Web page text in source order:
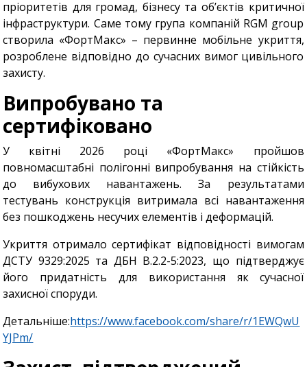
пріоритетів для громад, бізнесу та об’єктів критичної
інфраструктури. Саме тому група компаній RGM group
створила «ФортМакс» – первинне мобільне укриття,
розроблене відповідно до сучасних вимог цивільного
захисту.
Випробувано та
сертифіковано
У квітні 2026 році «ФортМакс» пройшов
повномасштабні полігонні випробування на стійкість
до вибухових навантажень. За результатами
тестувань конструкція витримала всі навантаження
без пошкоджень несучих елементів і деформацій.
Укриття отримало сертифікат відповідності вимогам
ДСТУ 9329:2025 та ДБН В.2.2-5:2023, що підтверджує
його придатність для використання як сучасної
захисної споруди.
Детальніше:https://www.facebook.com/share/r/1EWQwU
YJPm/